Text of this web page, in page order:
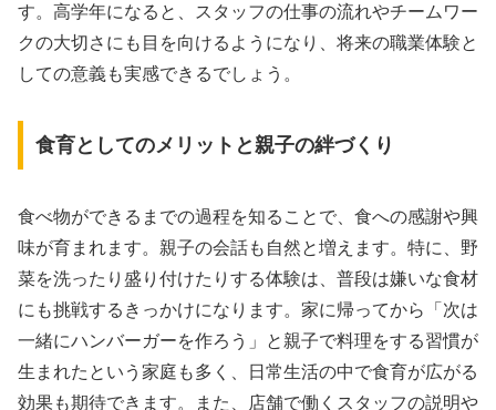
す。高学年になると、スタッフの仕事の流れやチームワー
クの大切さにも目を向けるようになり、将来の職業体験と
しての意義も実感できるでしょう。
食育としてのメリットと親子の絆づくり
食べ物ができるまでの過程を知ることで、食への感謝や興
味が育まれます。親子の会話も自然と増えます。特に、野
菜を洗ったり盛り付けたりする体験は、普段は嫌いな食材
にも挑戦するきっかけになります。家に帰ってから「次は
一緒にハンバーガーを作ろう」と親子で料理をする習慣が
生まれたという家庭も多く、日常生活の中で食育が広がる
効果も期待できます。また、店舗で働くスタッフの説明や